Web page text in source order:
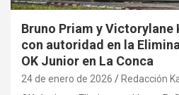
Bruno Priam y Victorylane
con autoridad en la
OK Junior en La Conca
24 de enero de 2026 Redacción